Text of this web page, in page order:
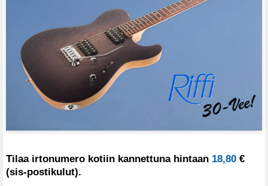
Tilaa irtonumero kotiin kannettuna hintaan 18,80 €
(sis-postikulut).